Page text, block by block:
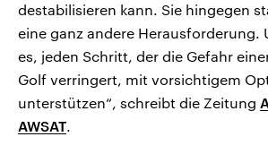
destabilisieren kann. Sie hingegen
eine ganz andere Herausforderung.
es, jeden Schritt, der die Gefahr
Golf verringert, mit vorsichtigem
unterstützen“, schreibt die Zeitung
AWSAT.